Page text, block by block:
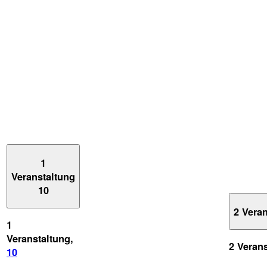
1
Veranstaltung
10
1
Veranstaltung,
10
2
2